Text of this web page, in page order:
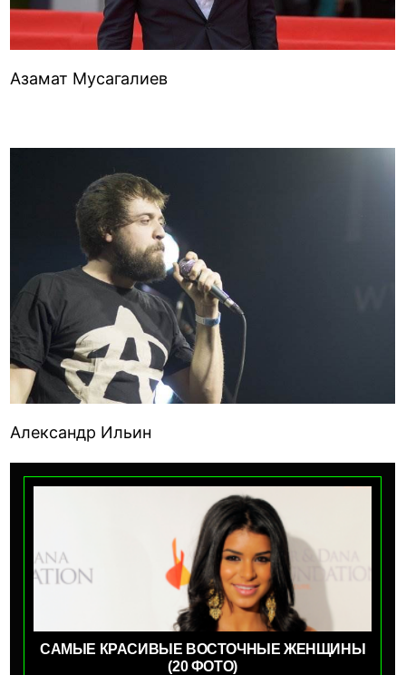
Азамат Мусагалиев
Александр Ильин
САМЫЕ КРАСИВЫЕ ВОСТОЧНЫЕ ЖЕНЩИНЫ
(20 ФОТО)